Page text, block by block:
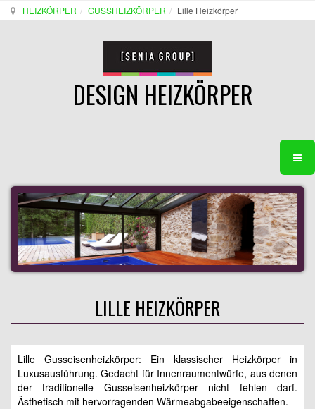
HEIZKÖRPER GUSSHEIZKÖRPER Lille Heizkörper
DESIGN HEIZKÖRPER
LILLE HEIZKÖRPER
Lille Gusseisenheizkörper: Ein klassischer Heizkörper in
Luxusausführung. Gedacht für Innenraumentwürfe, aus denen
der traditionelle Gusseisenheizkörper nicht fehlen darf.
Ästhetisch mit hervorragenden Wärmeabgabeeigenschaften.